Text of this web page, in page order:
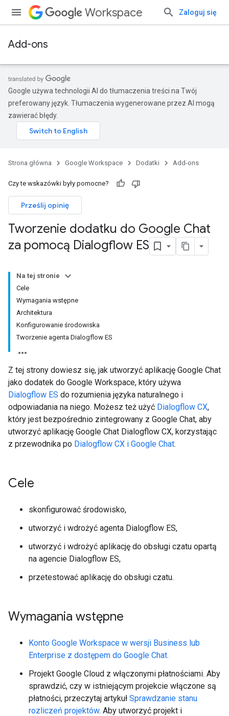
Workspace Zaloguj się
Add-ons
Google używa technologii AI do tłumaczenia treści na Twój
preferowany język. Tłumaczenia wygenerowane przez AI mogą
zawierać błędy.
Strona główna Google Workspace Dodatki Add-ons
Czy te wskazówki były pomocne?
Prześlij opinię
Tworzenie dodatku do Google Chat
za pomocą Dialogflow ES
Na tej stronie
Cele
Wymagania wstępne
Architektura
Konfigurowanie środowiska
Tworzenie agenta Dialogflow ES
Z tej strony dowiesz się, jak utworzyć aplikację Google Chat
jako dodatek do Google Workspace, który używa
Dialogflow ES do rozumienia języka naturalnego i
odpowiadania na niego. Możesz też użyć Dialogflow CX,
który jest bezpośrednio zintegrowany z Google Chat, aby
utworzyć aplikację Google Chat Dialogflow CX, korzystając
z przewodnika po Dialogflow CX i Google Chat.
Cele
skonfigurować środowisko,
utworzyć i wdrożyć agenta Dialogflow ES,
utworzyć i wdrożyć aplikację do obsługi czatu opartą
na agencie Dialogflow ES,
przetestować aplikację do obsługi czatu.
Wymagania wstępne
Konto Google Workspace w wersji Business lub
Enterprise z dostępem do Google Chat.
Projekt Google Cloud z włączonymi płatnościami. Aby
sprawdzić, czy w istniejącym projekcie włączone są
płatności, przeczytaj artykuł Sprawdzanie stanu
rozliczeń projektów. Aby utworzyć projekt i